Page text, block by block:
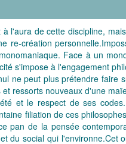
l'aura de cette discipline,
re-création
Face à un
s'impose à l'engagement
ne peut plus prétendre faire
ressorts nouveaux d'une
et le respect de ses
filiation de ces
pan de la pensée
du social qui l'environne.Cet